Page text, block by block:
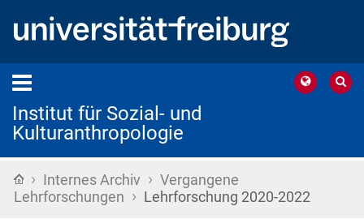
Institut für Sozial- und
Kulturanthropologie
Startseite
› Internes Archiv › Vergangene
Lehrforschungen › Lehrforschung 2020-2022